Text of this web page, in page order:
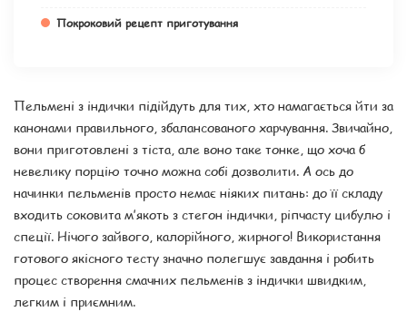
Покроковий рецепт приготування
Пельмені з індички підійдуть для тих, хто намагається йти за
канонами правильного, збалансованого харчування. Звичайно,
вони приготовлені з тіста, але воно таке тонке, що хоча б
невелику порцію точно можна собі дозволити. А ось до
начинки пельменів просто немає ніяких питань: до її складу
входить соковита м’якоть з стегон індички, ріпчасту цибулю і
спеції. Нічого зайвого, калорійного, жирного! Використання
готового якісного тесту значно полегшує завдання і робить
процес створення смачних пельменів з індички швидким,
легким і приємним.